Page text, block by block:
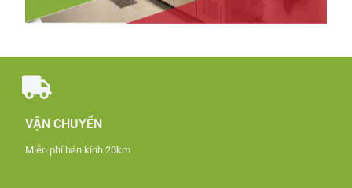
VẬN CHUYỂN
Miễn phí bán kính 20km